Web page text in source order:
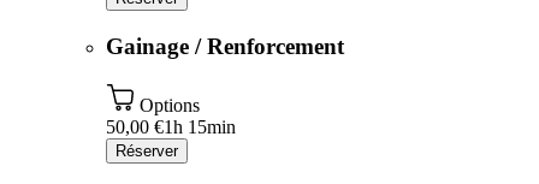
Gainage / Renforcement
Options
50,00 €1h 15min
Réserver